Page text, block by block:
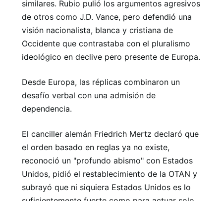
similares. Rubio pulió los argumentos agresivos
de otros como J.D. Vance, pero defendió una
visión nacionalista, blanca y cristiana de
Occidente que contrastaba con el pluralismo
ideológico en declive pero presente de Europa.
Desde Europa, las réplicas combinaron un
desafío verbal con una admisión de
dependencia.
El canciller alemán Friedrich Mertz declaró que
el orden basado en reglas ya no existe,
reconoció un "profundo abismo" con Estados
Unidos, pidió el restablecimiento de la OTAN y
subrayó que ni siquiera Estados Unidos es lo